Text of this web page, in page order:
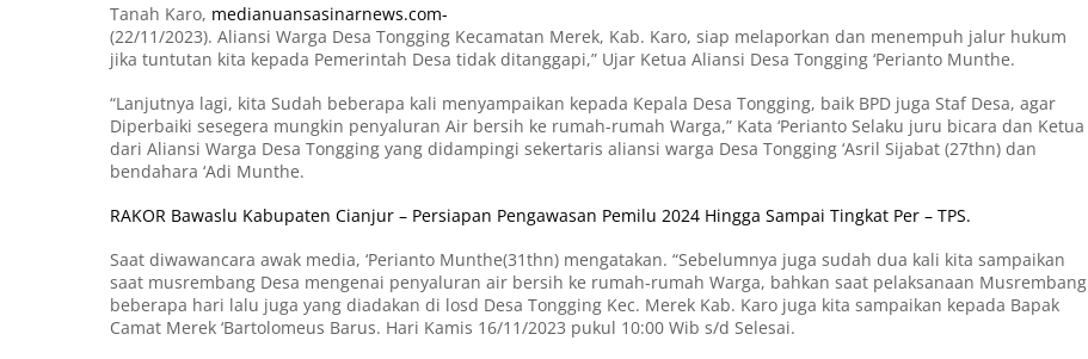
Tanah Karo, medianuansasinarnews.com-
(22/11/2023). Aliansi Warga Desa Tongging Kecamatan Merek, Kab. Karo, siap melaporkan dan menempuh jalur hukum
jika tuntutan kita kepada Pemerintah Desa tidak ditanggapi,” Ujar Ketua Aliansi Desa Tongging ‘Perianto Munthe.
“Lanjutnya lagi, kita Sudah beberapa kali menyampaikan kepada Kepala Desa Tongging, baik BPD juga Staf Desa, agar
Diperbaiki sesegera mungkin penyaluran Air bersih ke rumah-rumah Warga,” Kata ‘Perianto Selaku juru bicara dan Ketua
dari Aliansi Warga Desa Tongging yang didampingi sekertaris aliansi warga Desa Tongging ‘Asril Sijabat (27thn) dan
bendahara ‘Adi Munthe.
RAKOR Bawaslu Kabupaten Cianjur – Persiapan Pengawasan Pemilu 2024 Hingga Sampai Tingkat Per – TPS.
Saat diwawancara awak media, ‘Perianto Munthe(31thn) mengatakan. “Sebelumnya juga sudah dua kali kita sampaikan
saat musrembang Desa mengenai penyaluran air bersih ke rumah-rumah Warga, bahkan saat pelaksanaan Musrembang
beberapa hari lalu juga yang diadakan di losd Desa Tongging Kec. Merek Kab. Karo juga kita sampaikan kepada Bapak
Camat Merek ‘Bartolomeus Barus. Hari Kamis 16/11/2023 pukul 10:00 Wib s/d Selesai.